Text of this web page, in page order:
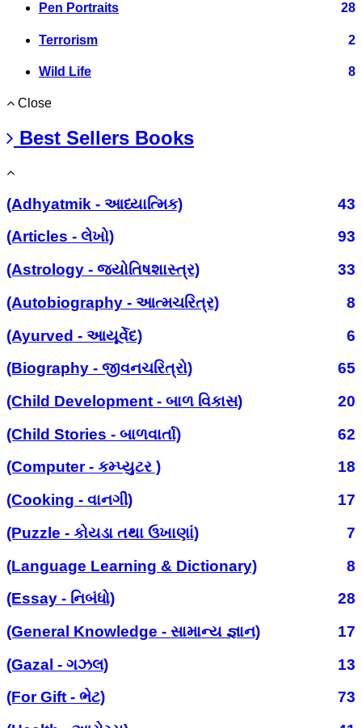
Pen Portraits 28
Terrorism 2
Wild Life 8
Close
Best Sellers Books
(Adhyatmik - આધ્યાત્મિક)
43
(Articles - લેખો)
93
(Astrology - જ્યોતિષશાસ્ત્ર)
33
(Autobiography - આત્મચરિત્ર)
8
(Ayurved - આયૂર્વેદ)
6
(Biography - જીવનચરિત્રો)
65
(Child Development - બાળ વિકાસ)
20
(Child Stories - બાળવાર્તા)
62
(Computer - કમ્પ્યુટર )
18
(Cooking - વાનગી)
17
(Puzzle - કોયડા તથા ઉખાણાં)
7
(Language Learning & Dictionary)
8
(Essay - નિબંધો)
28
(General Knowledge - સામાન્ય જ્ઞાન)
17
(Gazal - ગઝલ)
13
(For Gift - ભેટ)
73